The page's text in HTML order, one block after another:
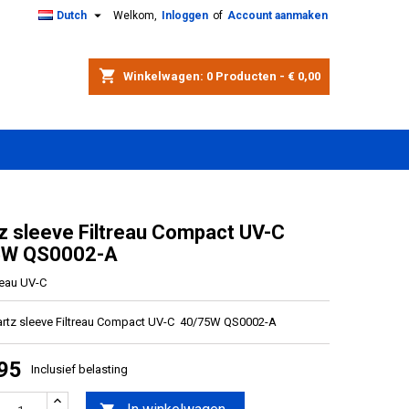
Welkom, Inloggen of Account aanmaken
Dutch 
shopping_cart Winkelwagen: 0 Producten - € 0,00
sleeve Filtreau Compact UV-C
QS0002-A
UV-C
sleeve Filtreau Compact UV-C 40/75W QS0002-A
Inclusief belasting